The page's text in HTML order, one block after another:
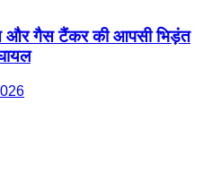
और गैस टैंकर की आपसी भिड़ंत